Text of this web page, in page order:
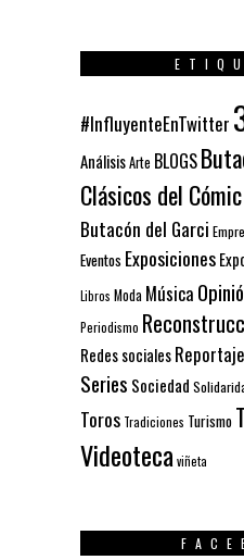
#InfluyenteEnTwitter
AnálisisArte BLOGS
Clásicos del Cómic
Butacón del Garci
Eventos Exposiciones
Libros Moda Música
Periodismo
Redes socialesReportaje
Series Sociedad
Toros Tradiciones Turismo
Videoteca viñeta